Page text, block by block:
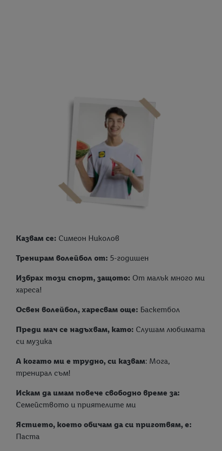
Казвам се: Симеон Николов
Тренирам волейбол от: 5-годишен
Избрах този спорт, защото: От малък много ми
хареса!
Освен волейбол, харесвам още: Баскетбол
Преди мач се надъхвам, като: Слушам любимата
си музика
А когато ми е трудно, си казвам: Мога,
тренирал съм!
Искам да имам повече свободно време за:
Семейството и приятелите ми
Ястието, което обичам да си приготвям, е:
Паста